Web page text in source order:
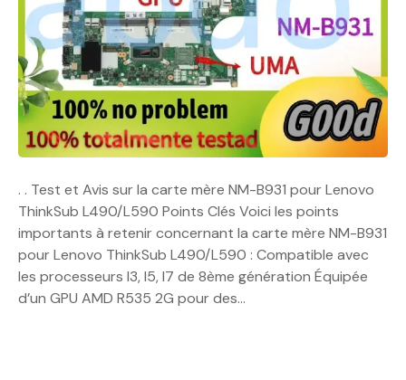
. . Test et Avis sur la carte mère NM-B931 pour Lenovo
ThinkSub L490/L590 Points Clés Voici les points
importants à retenir concernant la carte mère NM-B931
pour Lenovo ThinkSub L490/L590 : Compatible avec
les processeurs I3, I5, I7 de 8ème génération Équipée
d’un GPU AMD R535 2G pour des…